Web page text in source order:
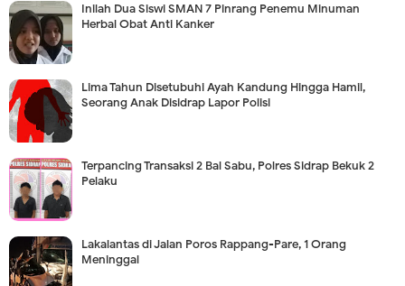
Inilah Dua Siswi SMAN 7 Pinrang Penemu Minuman
Herbal Obat Anti Kanker
Lima Tahun Disetubuhi Ayah Kandung Hingga Hamil,
Seorang Anak Disidrap Lapor Polisi
Terpancing Transaksi 2 Bal Sabu, Polres Sidrap Bekuk 2
Pelaku
Lakalantas di Jalan Poros Rappang-Pare, 1 Orang
Meninggal